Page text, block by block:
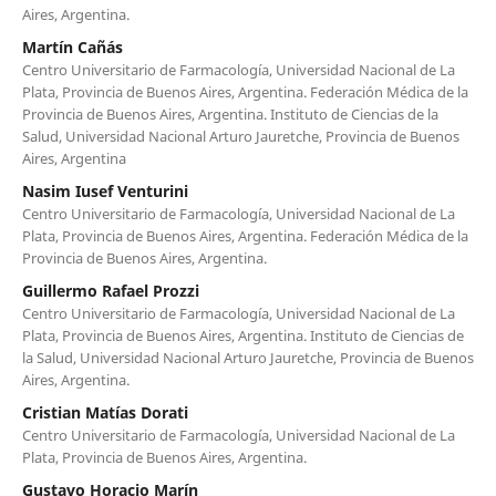
Aires, Argentina.
Martín Cañás
Centro Universitario de Farmacología, Universidad Nacional de La
Plata, Provincia de Buenos Aires, Argentina. Federación Médica de la
Provincia de Buenos Aires, Argentina. Instituto de Ciencias de la
Salud, Universidad Nacional Arturo Jauretche, Provincia de Buenos
Aires, Argentina
Nasim Iusef Venturini
Centro Universitario de Farmacología, Universidad Nacional de La
Plata, Provincia de Buenos Aires, Argentina. Federación Médica de la
Provincia de Buenos Aires, Argentina.
Guillermo Rafael Prozzi
Centro Universitario de Farmacología, Universidad Nacional de La
Plata, Provincia de Buenos Aires, Argentina. Instituto de Ciencias de
la Salud, Universidad Nacional Arturo Jauretche, Provincia de Buenos
Aires, Argentina.
Cristian Matías Dorati
Centro Universitario de Farmacología, Universidad Nacional de La
Plata, Provincia de Buenos Aires, Argentina.
Gustavo Horacio Marín